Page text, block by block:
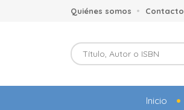
Quiénes somos Contacto
Inicio